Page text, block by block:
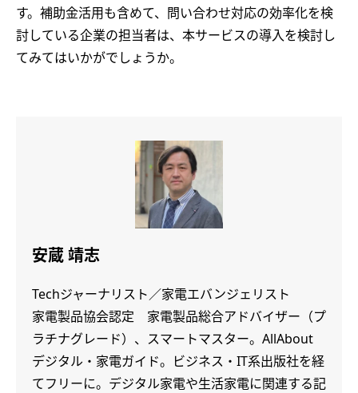
す。補助金活用も含めて、問い合わせ対応の効率化を検
討している企業の担当者は、本サービスの導入を検討し
てみてはいかがでしょうか。
安蔵 靖志
Techジャーナリスト／家電エバンジェリスト
家電製品協会認定 家電製品総合アドバイザー（プ
ラチナグレード）、スマートマスター。AllAbout
デジタル・家電ガイド。ビジネス・IT系出版社を経
てフリーに。デジタル家電や生活家電に関連する記